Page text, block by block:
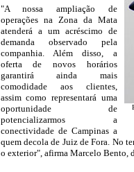
"A nossa ampliação de
operações na Zona da Mata
atenderá a um acréscimo de
demanda observado pela
companhia. Além disso, a
oferta de novos horários
garantirá ainda mais
comodidade aos clientes,
assim como representará uma
oportunidade de
potencializarmos a
conectividade de Campinas a
quem decola de Juiz de Fora. No
o exterior", afirma Marcelo Bento,